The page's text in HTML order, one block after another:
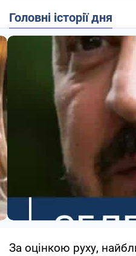
Головні історії дня
За оцінкою руху,